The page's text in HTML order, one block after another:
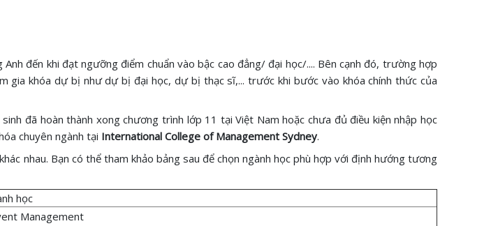
đến khi đạt ngưỡng điểm chuẩn vào bậc cao đẳng/ đại học/.... Bên cạnh đó, trường hợp
gia khóa dự bị như dự bị đại học, dự bị thạc sĩ,... trước khi bước vào khóa chính thức của
đã hoàn thành xong chương trình lớp 11 tại Việt Nam hoặc chưa đủ điều kiện nhập học
chuyên ngành tại International College of Management Sydney.
nhau. Bạn có thể tham khảo bảng sau để chọn ngành học phù hợp với định hướng tương
học
Management